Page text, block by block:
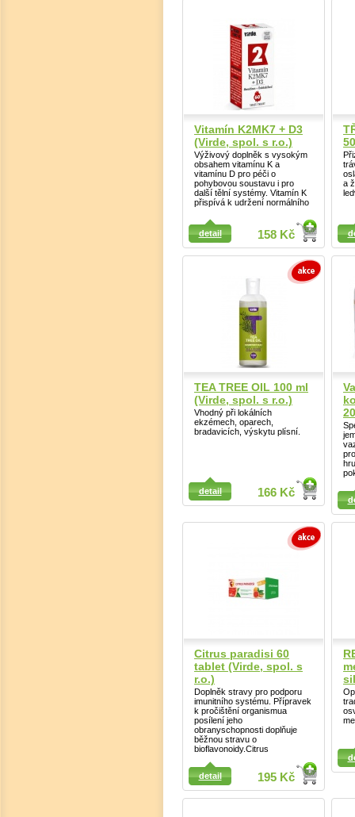
Vitamín K2MK7 + D3
(Virde, spol. s r.o.)
Výživový doplněk s vysokým
obsahem vitamínu K a
vitamínu D pro péči o
pohybovou soustavu i pro
další tělní systémy. Vitamín K
přispívá k udržení normálního
158 Kč
detail
a
Detail
TEA TREE OIL 100 ml
(Virde, spol. s r.o.)
Vhodný při lokálních
ekzémech, oparech,
bradavicích, výskytu plísní.
166 Kč
detail
Detail
Citrus paradisi 60
tablet (Virde, spol. s
r.o.)
Doplněk stravy pro podporu
imunitního systému. Přípravek
k pročištění organismua
posílení jeho
obranyschopnosti doplňuje
běžnou stravu o
bioflavonoidy.Citrus
195 Kč
detail
Detail